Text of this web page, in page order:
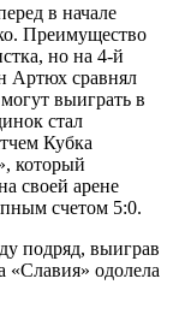
в начале
Преимущество
но на 4-й
Артюх сравнял
выиграть в
стал
Кубка
который
своей арене
счетом 5:0.
подряд, выиграв
одолела